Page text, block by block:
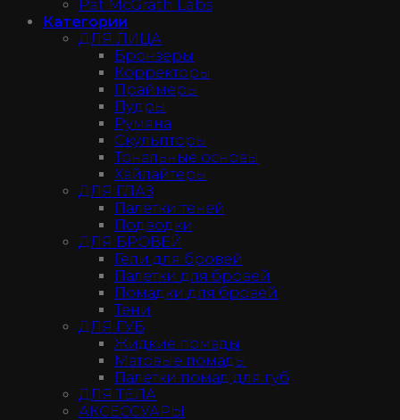
Pat McGrath Labs
Категории
ДЛЯ ЛИЦА
Бронзеры
Корректоры
Праймеры
Пудры
Румяна
Скульпторы
Тональные основы
Хайлайтеры
ДЛЯ ГЛАЗ
Палетки теней
Подводки
ДЛЯ БРОВЕЙ
Гели для бровей
Палетки для бровей
Помадки для бровей
Тени
ДЛЯ ГУБ
Жидкие помады
Матовые помады
Палетки помад для губ
ДЛЯ ТЕЛА
АКСЕССУАРЫ